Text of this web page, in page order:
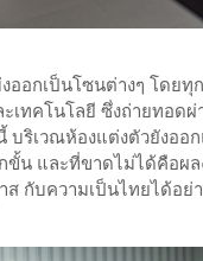
ออกเป็นโซนต่างๆ โดย
เทคโนโลยี ซึ่งถ่ายทอด
บริเวณห้องแต่งตัวยังอ
ขั้น และที่ขาดไม่ได้คือผ
ส กับความเป็นไทยได้อ